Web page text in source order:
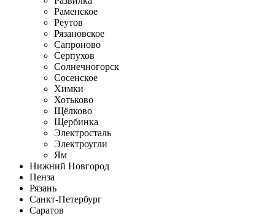
Раменское
Реутов
Рязановское
Сапроново
Серпухов
Солнечногорск
Сосенское
Химки
Хотьково
Щёлково
Щербинка
Электросталь
Электроугли
Ям
Нижний Новгород
Пенза
Рязань
Санкт-Петербург
Саратов